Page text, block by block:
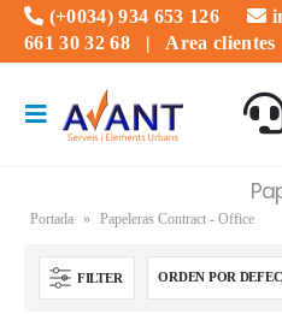
(+0034) 934 653 126
661 30 32 68 | Area clientes
Portada » Papeleras Contract - Office
FILTER